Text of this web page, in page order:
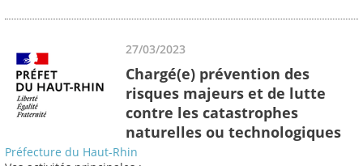
27/03/2023
Chargé(e) prévention des
risques majeurs et de lutte
contre les catastrophes
naturelles ou technologiques
Préfecture du Haut-Rhin